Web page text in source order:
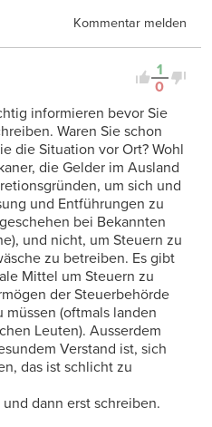
Kommentar melden
1
0
informieren bevor Sie
Waren Sie schon
die Situation vor Ort? Wohl
die Gelder im Ausland
um sich und
und Entführungen zu
bei Bekannten
und nicht, um Steuern zu
zu betreiben. Es gibt
Mittel um Steuern zu
der Steuerbehörde
(oftmals landen
Leuten). Ausserdem
Verstand ist, sich
das ist schlicht zu
dann erst schreiben.